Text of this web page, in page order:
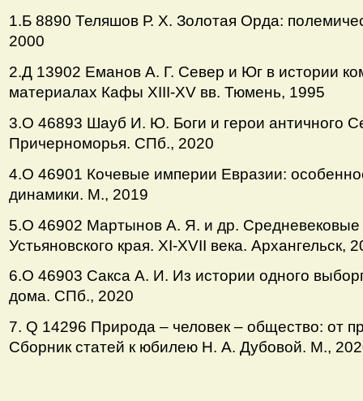
1.Б 8890 Теляшов Р. Х. Золотая Орда:
2000
2.Д 13902 Еманов А. Г. Север и Юг в истории
материалах Кафы ХIII-ХV вв. Тюмень, 1995
3.О 46893 Шауб И. Ю. Боги и герои античного
Причерноморья. СПб., 2020
4.О 46901 Кочевые империи Евразии:
динамики. М., 2019
5.О 46902 Мартынов А. Я. и др.
Устьяновского края. ХI-ХVII века. Архангельск,
6.О 46903 Сакса А. И. Из истории одного
дома. СПб., 2020
7. Q 14296 Природа – человек – общество: от
Сборник статей к юбилею Н. А. Дубовой. М.,